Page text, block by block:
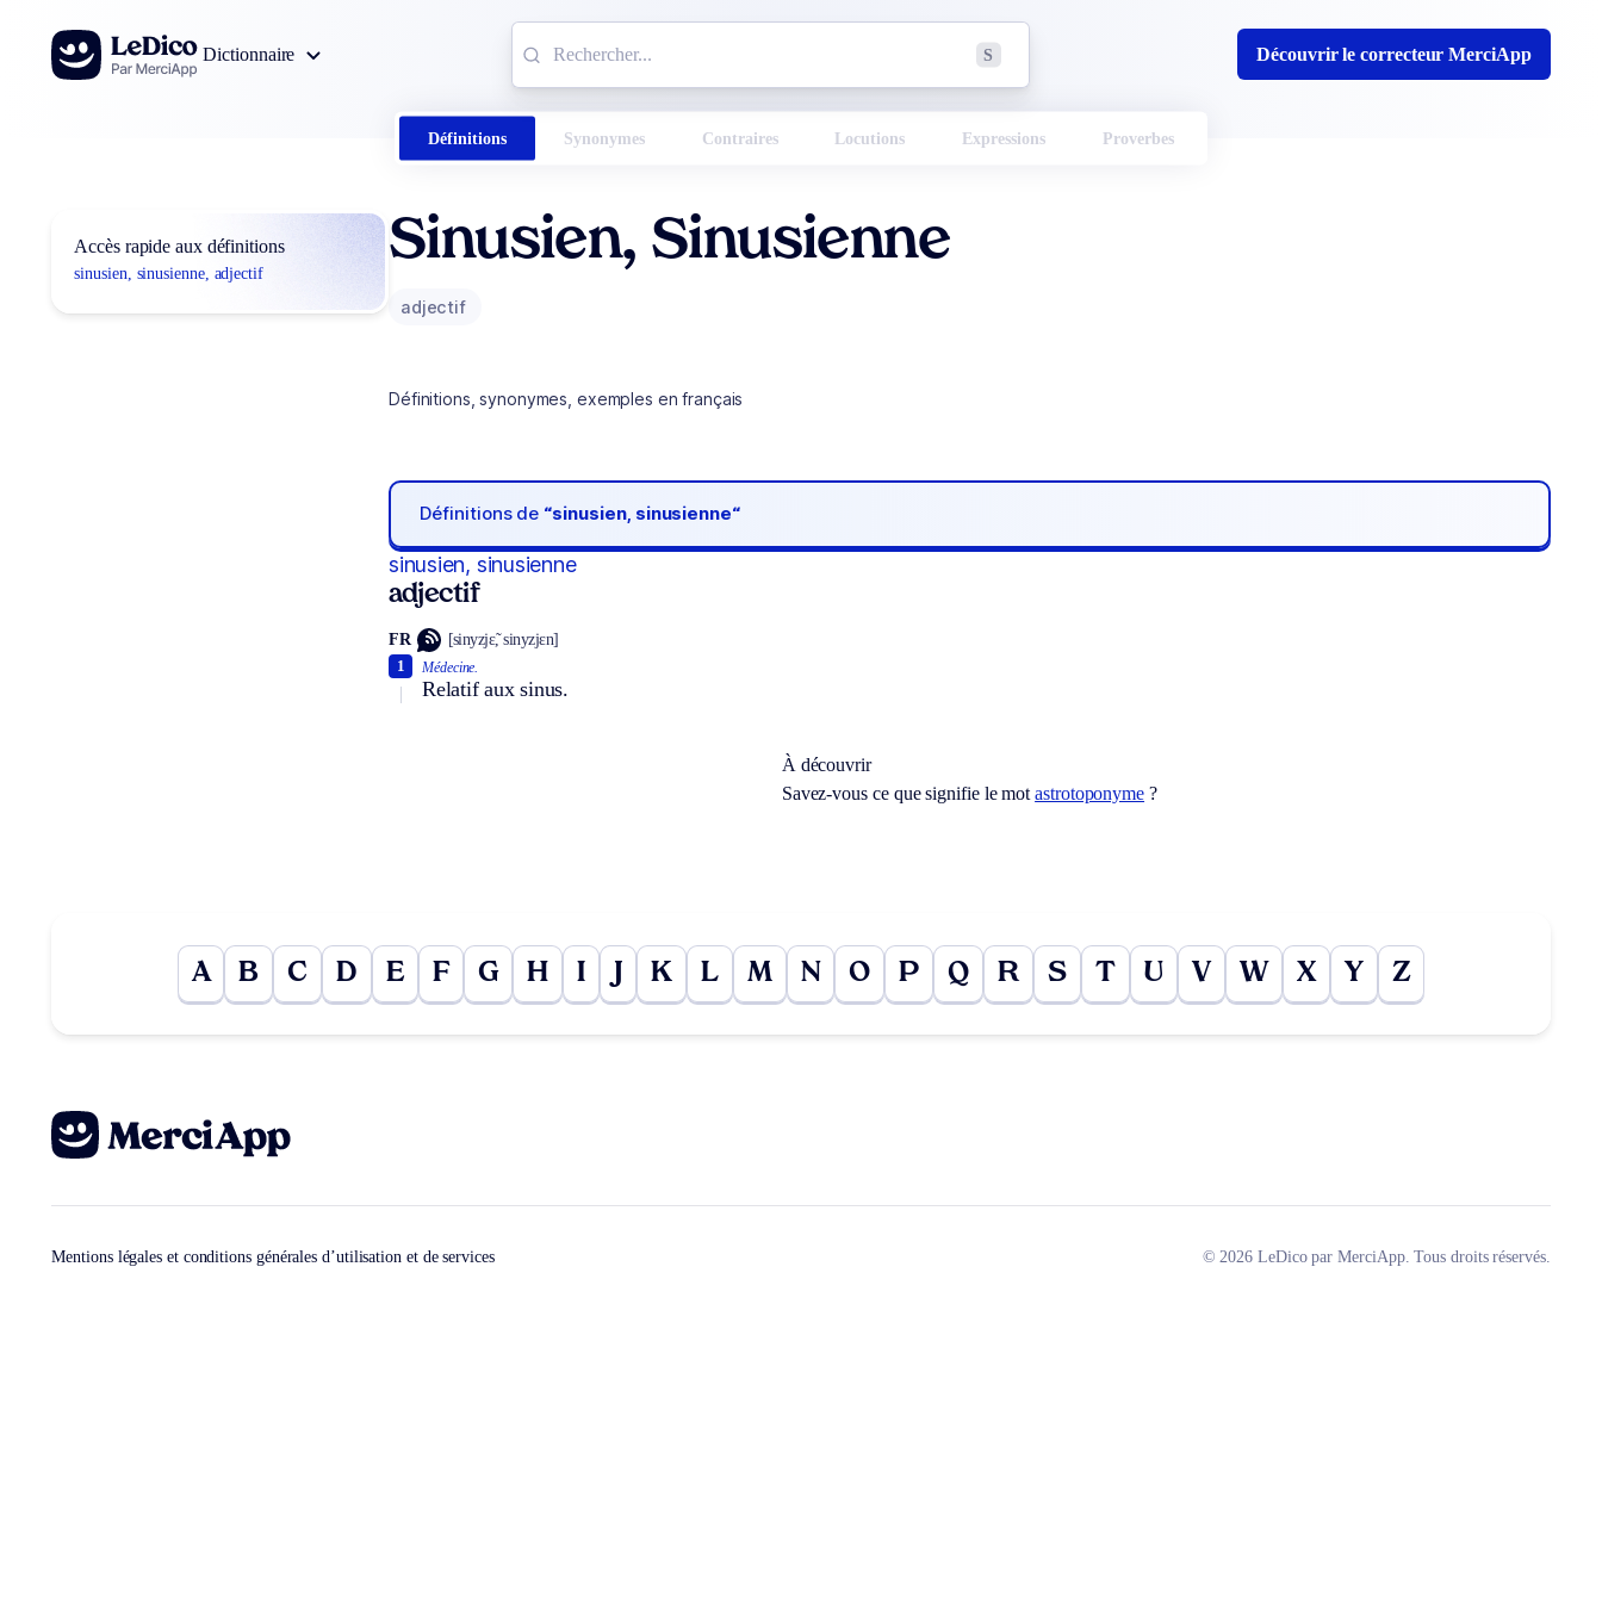
Aller au contenu
Dictionnaire
S Découvrir le correcteur MerciApp
Définitions Synonymes Contraires Locutions Expressions Proverbes
Accès rapide aux définitions
sinusien, sinusienne, adjectif
Sinusien, Sinusienne
adjectif
Définitions, synonymes, exemples en français
Définitions de “sinusien, sinusienne“
sinusien, sinusienne
adjectif
FR [sinyzjɛ̃, sinyzjɛn]
Médecine.
Relatif aux sinus.
1
À découvrir
Savez-vous ce que signifie le motastrotoponyme ?
A B C D E F G H I K L M N O P Q R S T U V W X Y Z
Mentions légales et conditions générales d’utilisation et de services © 2026 LeDico par MerciApp. Tous droits réservés.